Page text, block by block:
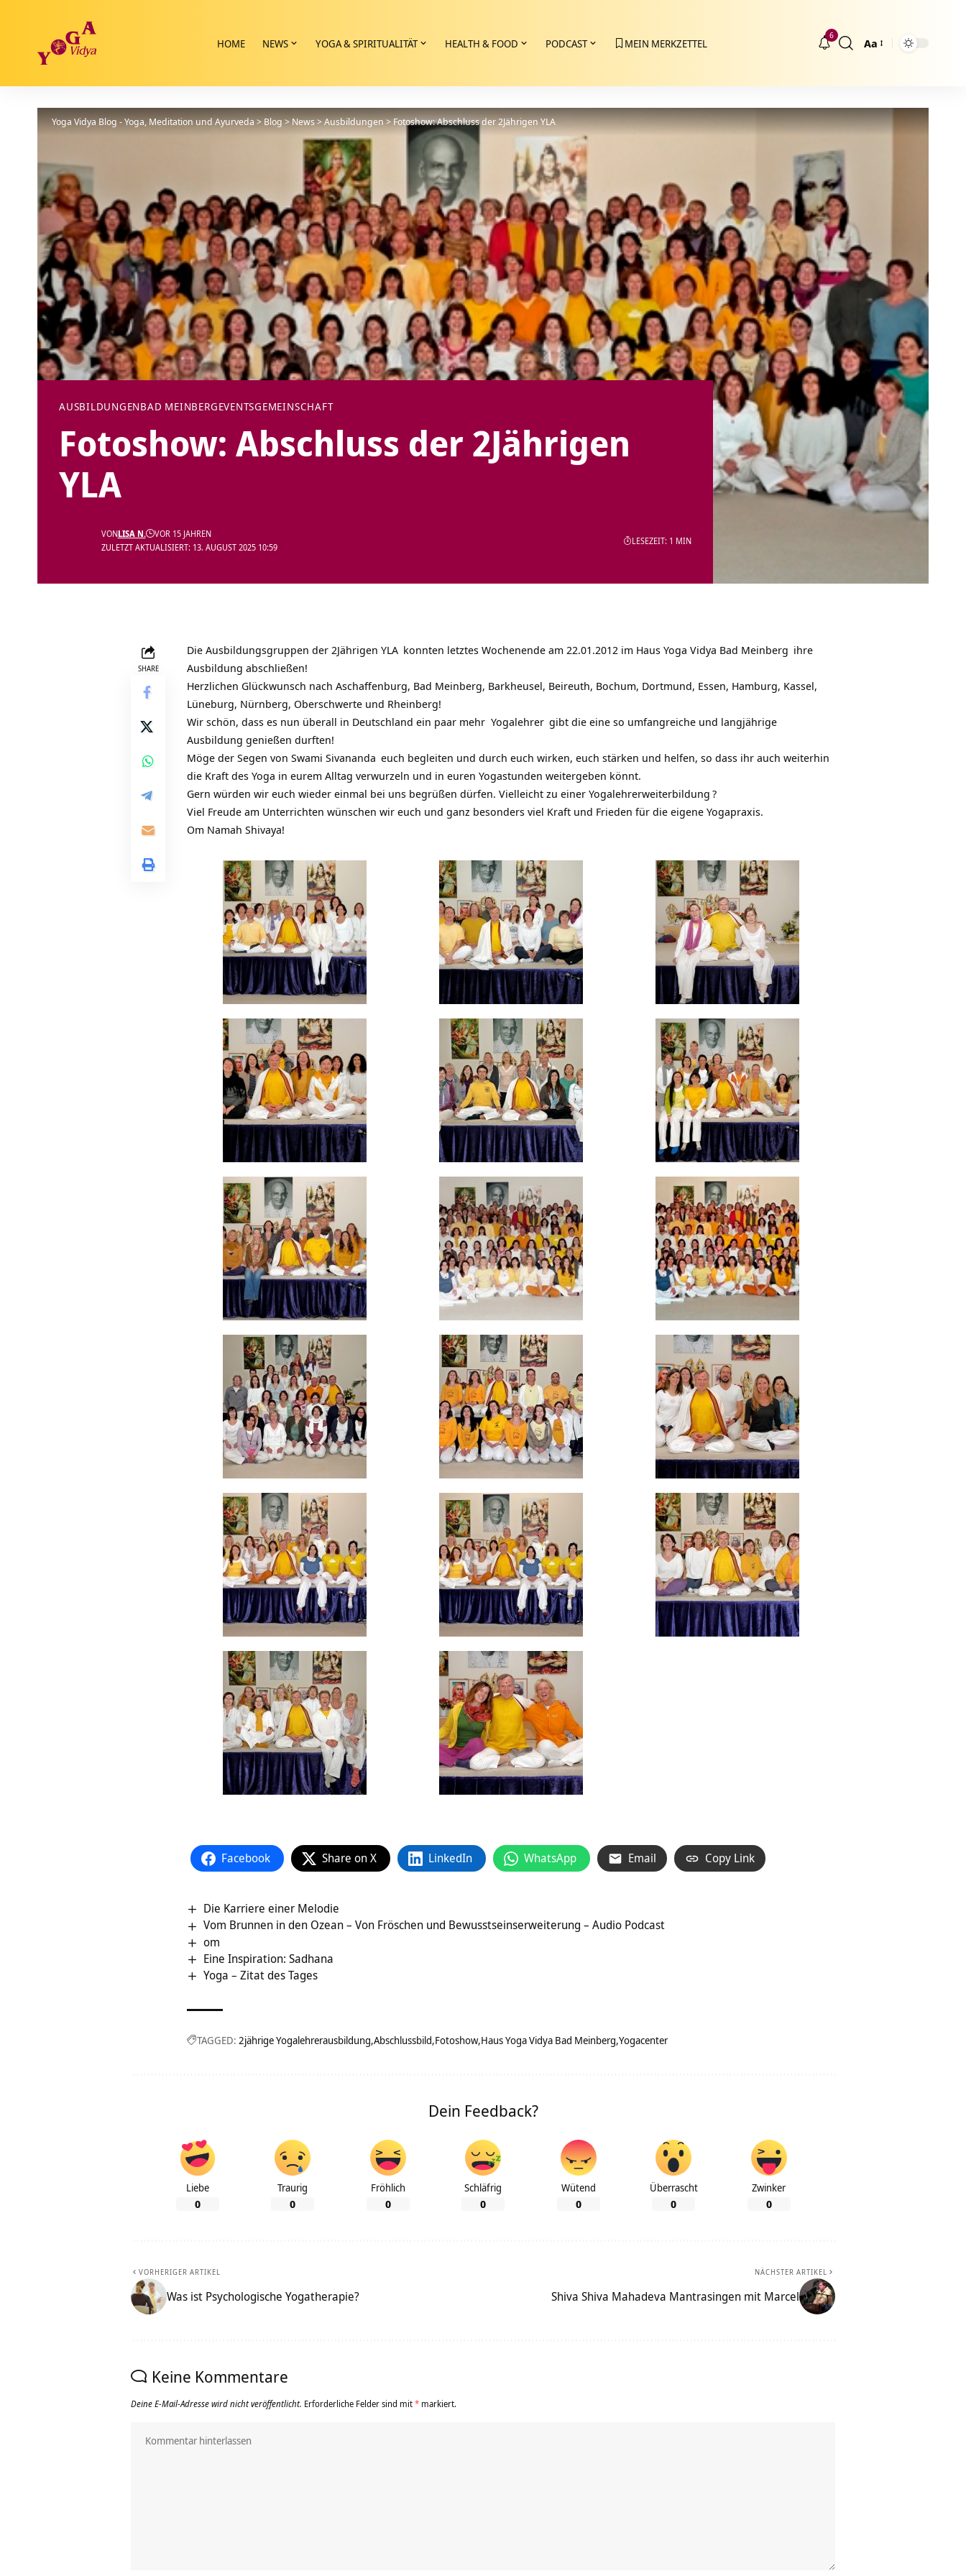
HOME NEWS YOGA & SPIRITUALITÄT HEALTH & FOOD PODCAST MEIN MERKZETTEL
6
Größenänderung
Aa
Yoga Vidya Blog - Yoga, Meditation und Ayurveda>Blog>News>Ausbildungen>Fotoshow: Abschluss der 2Jährigen YLA
AUSBILDUNGENBAD MEINBERGEVENTSGEMEINSCHAFT
Fotoshow: Abschluss der 2Jährigen
YLA
ZULETZT AKTUALISIERT: 13. AUGUST 2025 10:59
VONLISA N. VOR 15 JAHREN
LESEZEIT: 1 MIN
SHARE
Die Ausbildungsgruppen der 2Jährigen YLA konnten letztes Wochenende am 22.01.2012 im Haus Yoga Vidya Bad Meinberg ihre
Ausbildung abschließen!
Herzlichen Glückwunsch nach Aschaffenburg, Bad Meinberg, Barkheusel, Beireuth, Bochum, Dortmund, Essen, Hamburg, Kassel,
Lüneburg, Nürnberg, Oberschwerte und Rheinberg!
Wir schön, dass es nun überall in Deutschland ein paar mehr Yogalehrer gibt die eine so umfangreiche und langjährige
Ausbildung genießen durften!
Möge der Segen von Swami Sivananda euch begleiten und durch euch wirken, euch stärken und helfen, so dass ihr auch weiterhin
die Kraft des Yoga in eurem Alltag verwurzeln und in euren Yogastunden weitergeben könnt.
Gern würden wir euch wieder einmal bei uns begrüßen dürfen. Vielleicht zu einer Yogalehrerweiterbildung ?
Viel Freude am Unterrichten wünschen wir euch und ganz besonders viel Kraft und Frieden für die eigene Yogapraxis.
Om Namah Shivaya!
Facebook Share on X LinkedIn WhatsApp Email Copy Link
Die Karriere einer Melodie
Vom Brunnen in den Ozean – Von Fröschen und Bewusstseinserweiterung – Audio Podcast
om
Eine Inspiration: Sadhana
Yoga – Zitat des Tages
TAGGED: 2jährige Yogalehrerausbildung Abschlussbild Fotoshow Haus Yoga Vidya Bad Meinberg Yogacenter
Dein Feedback?
Liebe
0
Traurig
0
Fröhlich
0
Schläfrig
0
Wütend
0
Überrascht
0
Zwinker
0
VORHERIGER ARTIKEL
Was ist Psychologische Yogatherapie?
NÄCHSTER ARTIKEL
Shiva Shiva Mahadeva Mantrasingen mit Marcel
Keine Kommentare
Deine E-Mail-Adresse wird nicht veröffentlicht. Erforderliche Felder sind mit* markiert.